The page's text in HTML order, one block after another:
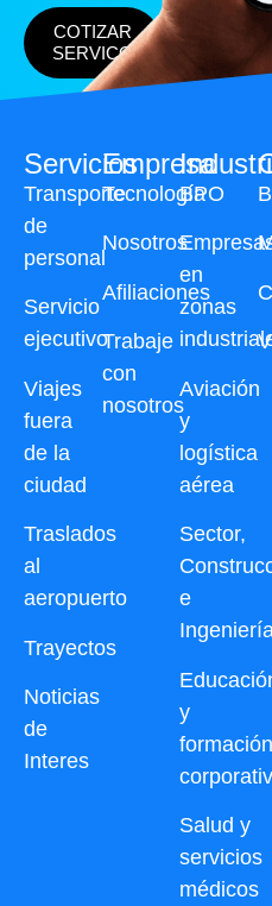
COTIZAR
SERVICO
Servicios
Transporte
de
personal
Servicio
ejecutivo
Viajes
fuera
de la
ciudad
Traslados
al
aeropuerto
Trayectos
Noticias
de
Interes
BPO
en
zonas
Aviación
y
logística
aérea
Sector,
e
y
formación
Salud y
servicios
médicos
Empresa
Tecnología
Nosotros
Afiliaciones
Trabaje
con
nosotros